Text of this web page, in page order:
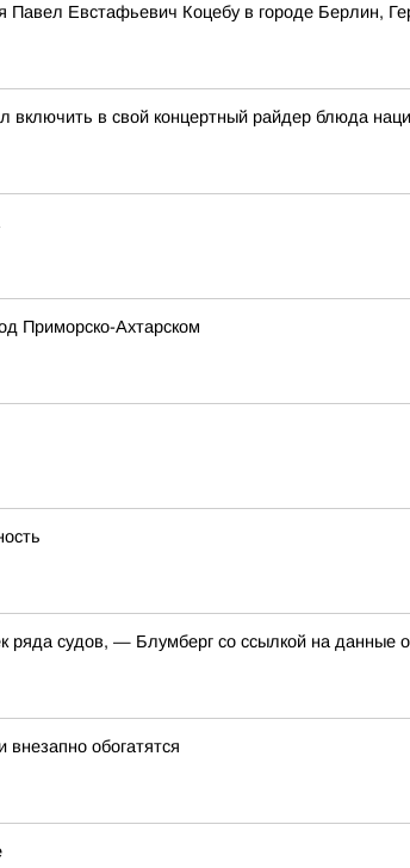
Евстафьевич Коцебу в городе Берлин,
включить в свой концертный райдер блюда
Приморско-Ахтарском
ряда судов, — Блумберг со ссылкой на данные
обогатятся